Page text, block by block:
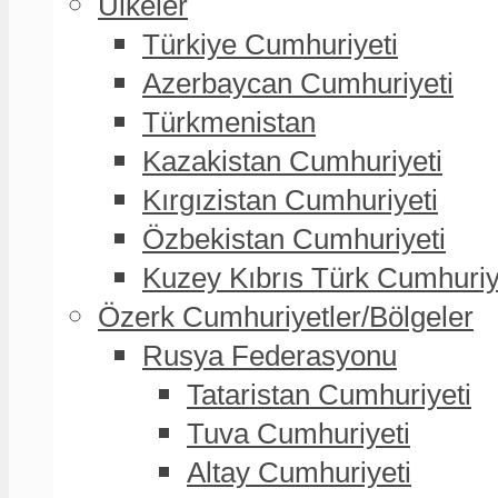
Türkiye Cumhuriyeti
Azerbaycan Cumhuriyeti
Türkmenistan
Kazakistan Cumhuriyeti
Kırgızistan Cumhuriyeti
Özbekistan Cumhuriyeti
Kuzey Kıbrıs Türk
Özerk Cumhuriyetler/Bölgeler
Rusya Federasyonu
Tataristan Cumhuriyeti
Tuva Cumhuriyeti
Altay Cumhuriyeti